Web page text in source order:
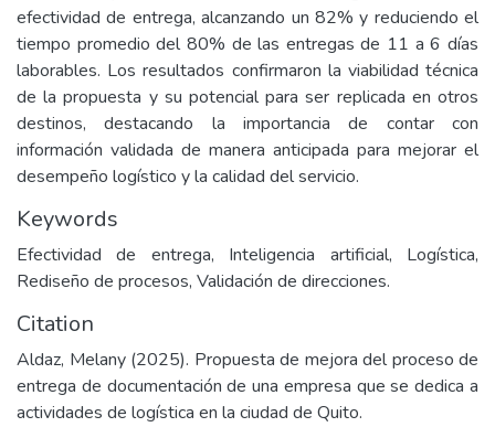
efectividad de entrega, alcanzando un 82% y reduciendo el
tiempo promedio del 80% de las entregas de 11 a 6 días
laborables. Los resultados confirmaron la viabilidad técnica
de la propuesta y su potencial para ser replicada en otros
destinos, destacando la importancia de contar con
información validada de manera anticipada para mejorar el
desempeño logístico y la calidad del servicio.
Keywords
Efectividad de entrega, Inteligencia artificial, Logística,
Rediseño de procesos, Validación de direcciones.
Citation
Aldaz, Melany (2025). Propuesta de mejora del proceso de
entrega de documentación de una empresa que se dedica a
actividades de logística en la ciudad de Quito.